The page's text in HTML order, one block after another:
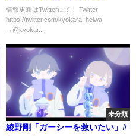
情報更新はTwitterにて！ Twitter
https://twitter.com/kyokara_heiwa​​​​
→@kyokar...
未分類
綾野剛「ガーシーを救いたい」#